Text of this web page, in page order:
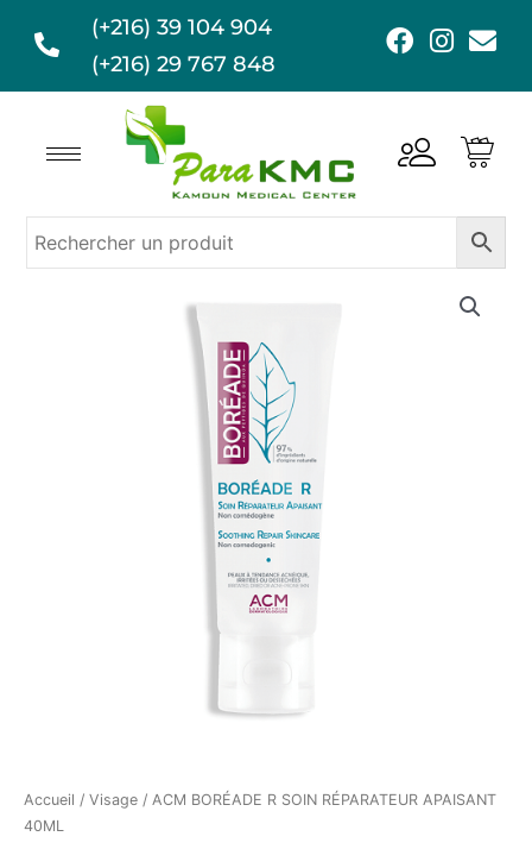
(+216) 39 104 904
(+216) 29 767 848
F
c
b
o
I
s
E
v
l
o
e
Accueil / Visage / ACM BORÉADE R SOIN RÉPARATEUR APAISANT
40ML